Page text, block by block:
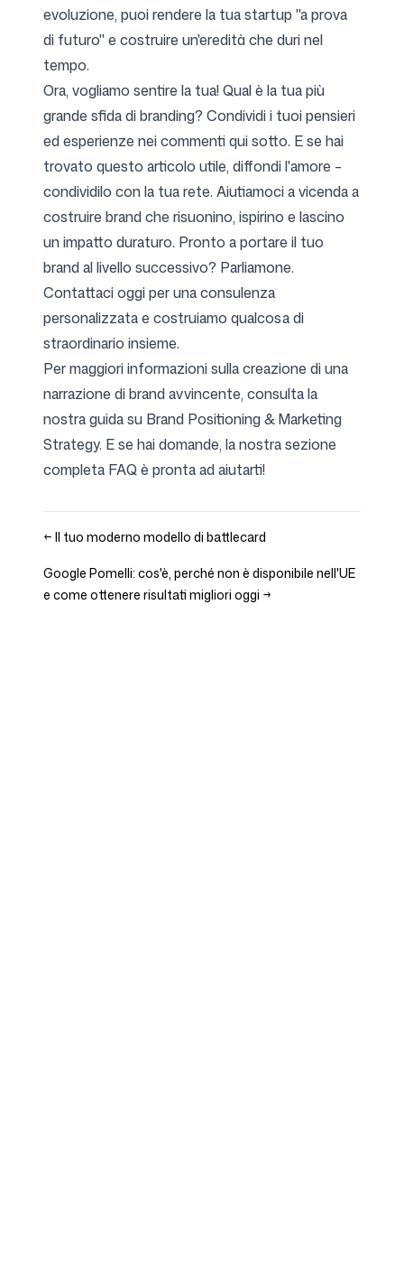
evoluzione, puoi rendere la tua startup "a prova
di futuro" e costruire un'eredità che duri nel
tempo.
Ora, vogliamo sentire la tua! Qual è la tua più
grande sfida di branding? Condividi i tuoi pensieri
ed esperienze nei commenti qui sotto. E se hai
trovato questo articolo utile, diffondi l'amore –
condividilo con la tua rete. Aiutiamoci a vicenda a
costruire brand che risuonino, ispirino e lascino
un impatto duraturo. Pronto a portare il tuo
brand al livello successivo? Parliamone.
Contattaci oggi per una consulenza
personalizzata e costruiamo qualcosa di
straordinario insieme.
Per maggiori informazioni sulla creazione di una
narrazione di brand avvincente, consulta la
nostra guida su Brand Positioning & Marketing
Strategy. E se hai domande, la nostra sezione
completa FAQè pronta ad aiutarti!
← Il tuo moderno modello di battlecard
Google Pomelli: cos'è, perché non è disponibile nell'UE
e come ottenere risultati migliori oggi →